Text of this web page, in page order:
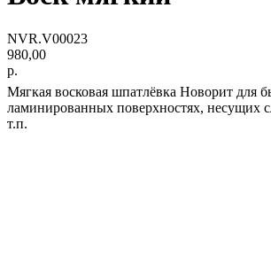
NVR.V00023
980,00
р.
Мягкая восковая шпатлёвка Новорит для
ламинированных поверхностях, несущих
т.п.